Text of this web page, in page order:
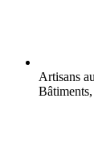
Artisans